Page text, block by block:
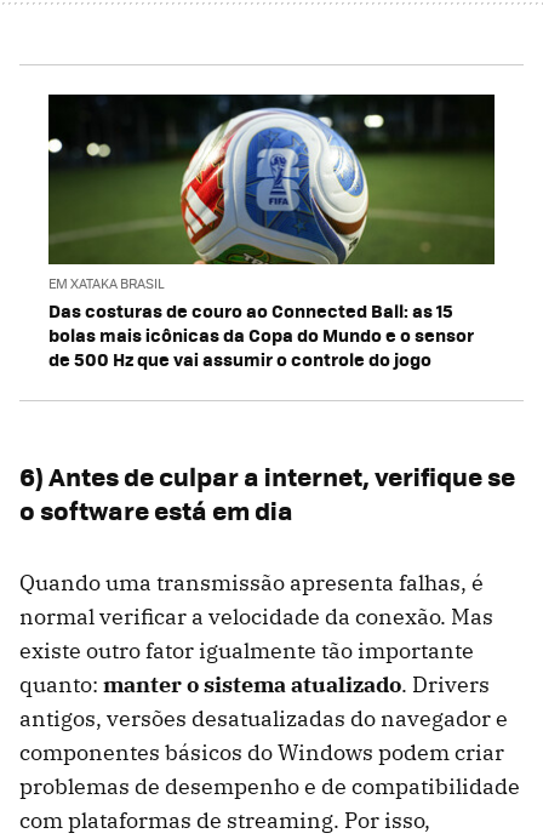
EM XATAKA BRASIL
Das costuras de couro ao Connected Ball: as 15
bolas mais icônicas da Copa do Mundo e o sensor
de 500 Hz que vai assumir o controle do jogo
6) Antes de culpar a internet, verifique se
o software está em dia
Quando uma transmissão apresenta falhas, é
normal verificar a velocidade da conexão. Mas
existe outro fator igualmente tão importante
quanto: manter o sistema atualizado. Drivers
antigos, versões desatualizadas do navegador e
componentes básicos do Windows podem criar
problemas de desempenho e de compatibilidade
com plataformas de streaming. Por isso,